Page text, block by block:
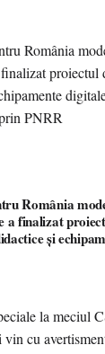
România
a finalizat
și